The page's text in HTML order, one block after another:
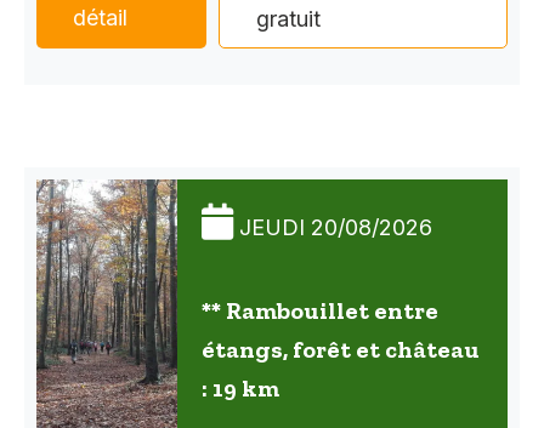
détail
gratuit
JEUDI 20/08/2026
** Rambouillet entre
étangs, forêt et château
: 19 km